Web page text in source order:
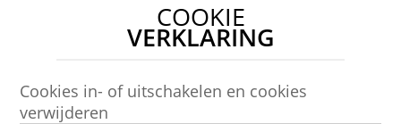
COOKIE
VERKLARING
Cookies in- of uitschakelen en cookies
verwijderen